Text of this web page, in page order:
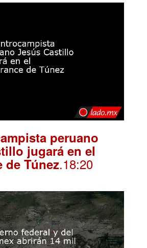
peruano
jugará en el
de Túnez.18:20